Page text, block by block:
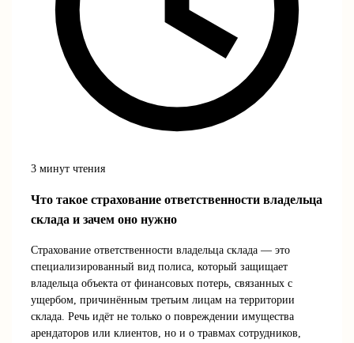
3 минут чтения
Что такое страхование ответственности владельца
склада и зачем оно нужно
Страхование ответственности владельца склада — это
специализированный вид полиса, который защищает
владельца объекта от финансовых потерь, связанных с
ущербом, причинённым третьим лицам на территории
склада. Речь идёт не только о повреждении имущества
арендаторов или клиентов, но и о травмах сотрудников,